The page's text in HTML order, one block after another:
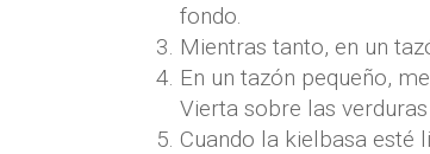
fondo.
Mientras tanto, en un
En un tazón pequeño,
Vierta sobre las
Cuando la kielbasa esté